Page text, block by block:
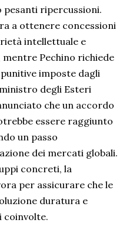
pesanti ripercussioni.
a ottenere concessioni
intellettuale e
Pechino richiede
imposte dagli
degli Esteri
che un accordo
essere raggiunto
un passo
dei mercati globali.
concreti, la
per assicurare che le
duratura e
coinvolte.